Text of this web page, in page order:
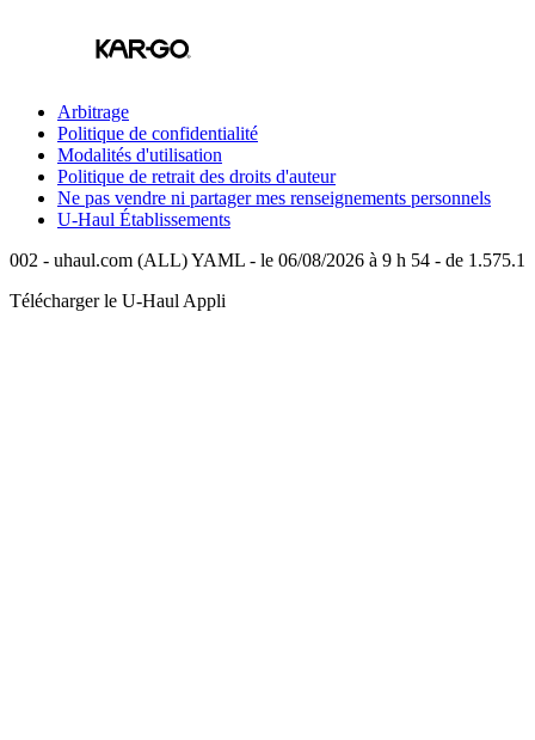
Arbitrage
Politique de confidentialité
Modalités d'utilisation
Politique de retrait des droits d'auteur
Ne pas vendre ni partager mes renseignements personnels
U-Haul Établissements
002 - uhaul.com (ALL) YAML - le 06/08/2026 à 9 h 54 - de 1.575.1
Télécharger le U-Haul Appli